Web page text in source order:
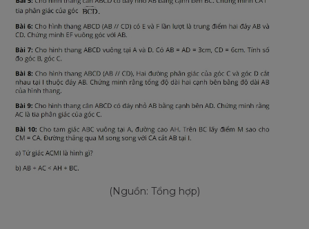
(Nguồn: Tổng hợp)